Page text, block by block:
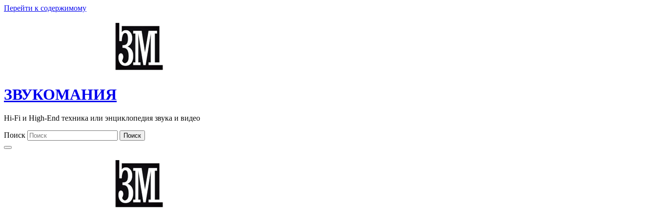
Перейти к содержимому
ЗВУКОМАНИЯ
Hi-Fi и High-End техника или энциклопедия звука и видео
Поиск Поиск